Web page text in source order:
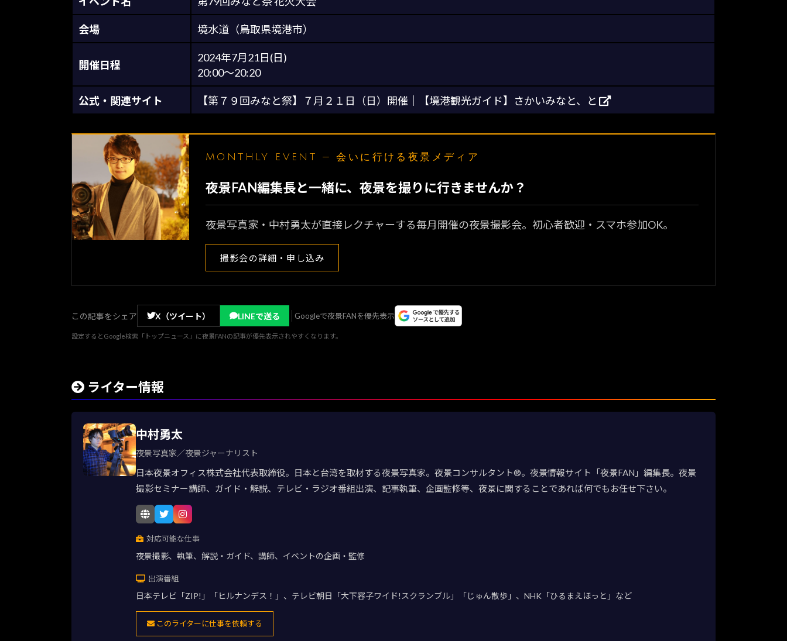
会場 境水道（鳥取県境港市）
開催日程
2024年7月21日(日)
20:00～20:20
公式・関連サイト 【第７９回みなと祭】７月２１日（日）開催｜【境港観光ガイド】さかいみなと、と
MONTHLY EVENT — 会いに行ける夜景メディア
夜景FAN編集長と一緒に、夜景を撮りに行きませんか？
夜景写真家・中村勇太が直接レクチャーする毎月開催の夜景撮影会。初心者歓迎・スマホ参加OK。
撮影会の詳細・申し込み
この記事をシェア X（ツイート） LINEで送る Googleで夜景FANを優先表示
設定するとGoogle検索「トップニュース」に夜景FANの記事が優先表示されやすくなります。
ライター情報
中村勇太
夜景写真家／夜景ジャーナリスト
日本夜景オフィス株式会社代表取締役。日本と台湾を取材する夜景写真家。夜景コンサルタント®。夜景情報サイト「夜景FAN」編集長。夜景
撮影セミナー講師、ガイド・解説、テレビ・ラジオ番組出演、記事執筆、企画監修等、夜景に関することであれば何でもお任せ下さい。
対応可能な仕事
夜景撮影、執筆、解説・ガイド、講師、イベントの企画・監修
出演番組
日本テレビ「ZIP!」「ヒルナンデス！」、テレビ朝日「大下容子ワイド!スクランブル」「じゅん散歩」、NHK「ひるまえほっと」など
このライターに仕事を依頼する